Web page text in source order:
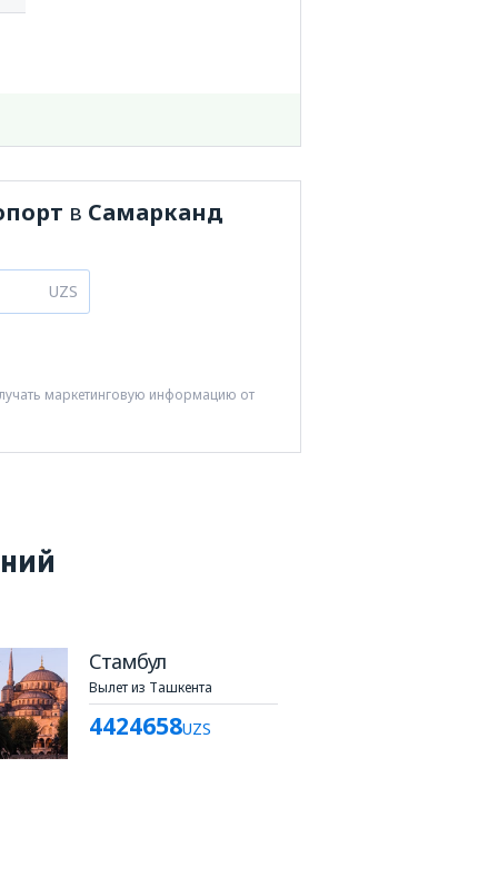
в Самарканд
UZS
маркетинговую информацию от
Стамбул
Вылет из Ташкента
4424658UZS